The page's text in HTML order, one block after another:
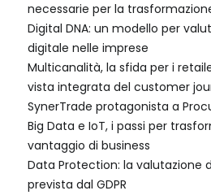
necessarie per la
Digital DNA: un modello per
digitale nelle imprese
Multicanalità, la sfida per i
vista integrata del customer
SynerTrade protagonista a
Big Data e IoT, i passi per
vantaggio di business
Data Protection: la valutazione
prevista dal GDPR